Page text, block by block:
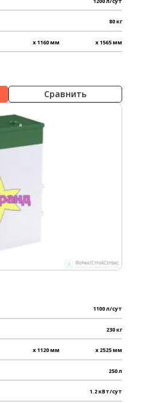
80 кг
x 1160 мм x 1565 мм
Сравнить
1100 л/сут
230 кг
x 1120 мм x 2525 мм
250 л
1.2 кВт/сут